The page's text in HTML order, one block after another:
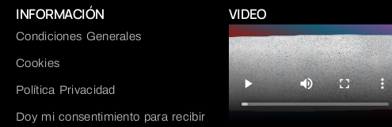
INFORMACIÓN
Condiciones Generales
Cookies
Política Privacidad
Doy mi consentimiento para recibir
VIDEO